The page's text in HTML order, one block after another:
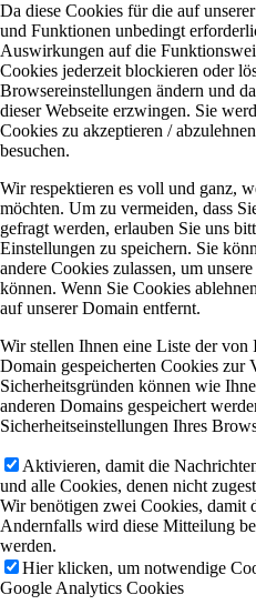
Da diese Cookies für die auf
und Funktionen unbedingt
Auswirkungen auf die
Cookies jederzeit blockieren oder
Browsereinstellungen ändern und
dieser Webseite erzwingen. Sie
Cookies zu akzeptieren /
besuchen.
Wir respektieren es voll und ganz,
möchten. Um zu vermeiden, dass
gefragt werden, erlauben Sie uns
Einstellungen zu speichern. Sie
andere Cookies zulassen, um
können. Wenn Sie Cookies
auf unserer Domain entfernt.
Wir stellen Ihnen eine Liste der von
Domain gespeicherten Cookies zur
Sicherheitsgründen können wie
anderen Domains gespeichert
Sicherheitseinstellungen Ihres
Aktivieren, damit die
und alle Cookies, denen nicht
Wir benötigen zwei Cookies, damit
Andernfalls wird diese Mitteilung
werden.
Hier klicken, um notwendige
Google Analytics Cookies